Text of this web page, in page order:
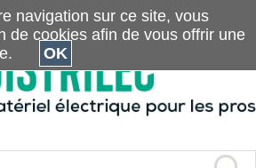
navigation sur ce site, vous
de cookies afin de vous offrir une
OK